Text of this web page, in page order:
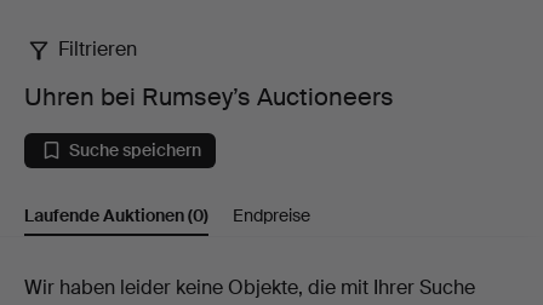
Uhren
bei
Rumsey’s
Auctioneers
Filtrieren
Uhren bei Rumsey’s Auctioneers
Suche speichern
Laufende Auktionen(0) Endpreise
Laufende
Wir haben leider keine Objekte, die mit Ihrer Suche